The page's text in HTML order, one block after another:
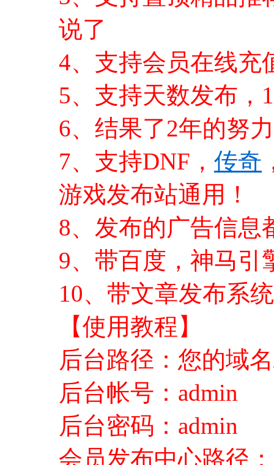
说了
4、支持会员在线充
5、支持天数发布，
6、结果了2年的努
7、支持DNF， 传奇
游戏发布站通用！
8、发布的广告信息
9、带百度，神马引
10、带文章发布系
【使用教程】
后台路径：您的域
后台帐号：admin
后台密码：admin
会员发布中心路径